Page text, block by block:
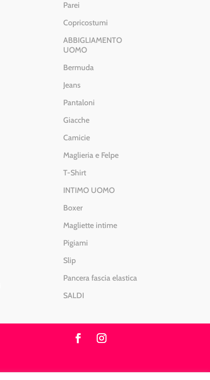
Parei
Copricostumi
ABBIGLIAMENTO
UOMO
Bermuda
Jeans
Pantaloni
Giacche
Camicie
Maglieria e Felpe
T-Shirt
INTIMO UOMO
Boxer
Magliette intime
Pigiami
Slip
Pancera fascia elastica
SALDI